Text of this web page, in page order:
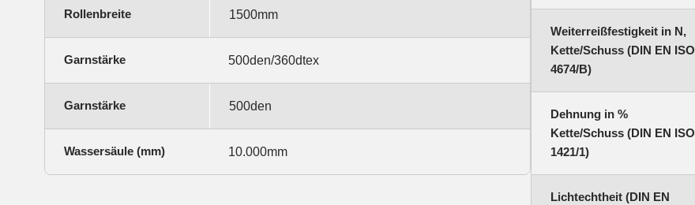
Rollenbreite 1500mm
Garnstärke 500den/360dtex
Garnstärke 500den
Wassersäule (mm) 10.000mm
Weiterreißfestigkeit in N,
Kette/Schuss (DIN EN ISO
4674/B)
Dehnung in %
Kette/Schuss (DIN EN ISO
1421/1)
Lichtechtheit (DIN EN